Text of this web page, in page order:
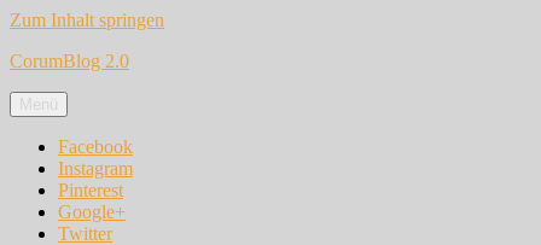
Zum Inhalt springen
CorumBlog 2.0
Menü
Facebook
Instagram
Pinterest
Google+
Twitter